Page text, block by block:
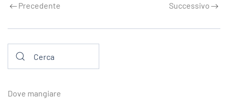
Precedente Successivo
Dove mangiare